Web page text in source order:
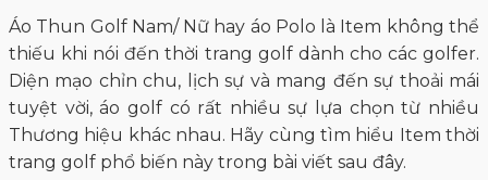
Áo Thun Golf Nam/ Nữ hay áo Polo là Item không thể
thiếu khi nói đến thời trang golf dành cho các golfer.
Diện mạo chỉn chu, lịch sự và mang đến sự thoải mái
tuyệt vời, áo golf có rất nhiều sự lựa chọn từ nhiều
Thương hiệu khác nhau. Hãy cùng tìm hiểu Item thời
trang golf phổ biến này trong bài viết sau đây.